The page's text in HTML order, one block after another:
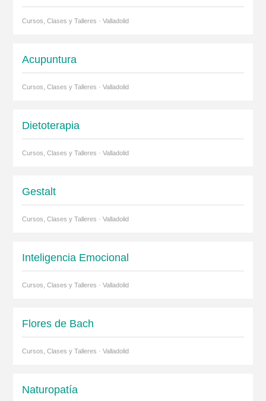
Cursos, Clases y Talleres · Valladolid
Acupuntura
Cursos, Clases y Talleres · Valladolid
Dietoterapia
Cursos, Clases y Talleres · Valladolid
Gestalt
Cursos, Clases y Talleres · Valladolid
Inteligencia Emocional
Cursos, Clases y Talleres · Valladolid
Flores de Bach
Cursos, Clases y Talleres · Valladolid
Naturopatía